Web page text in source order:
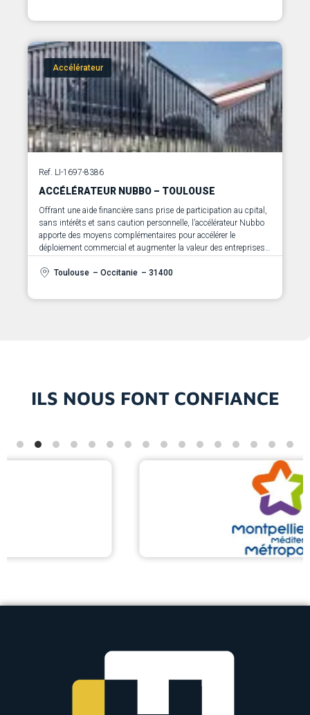
Accélérateur
Ref. LI-1697-8386
ACCÉLÉRATEUR NUBBO – TOULOUSE
Offrant une aide financière sans prise de participation au cpital,
sans intérêts et sans caution personnelle, l’accélérateur Nubbo
apporte des moyens complémentaires pour accélérer le
déploiement commercial et augmenter la valeur des entreprises à
Toulouse – Occitanie – 31400
ILS NOUS FONT CONFIANCE